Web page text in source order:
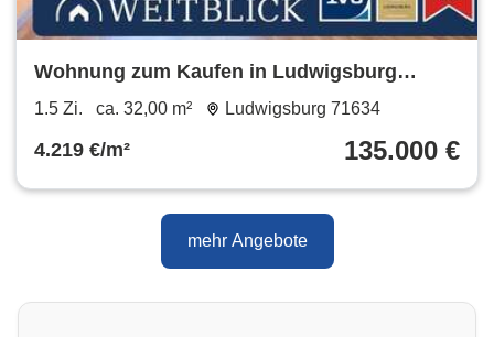
Wohnung zum Kaufen in Ludwigsburg
135.000 € 32 m²
1.5 Zi. ca. 32,00 m² Ludwigsburg 71634
4.219 €/m² 135.000 €
mehr Angebote